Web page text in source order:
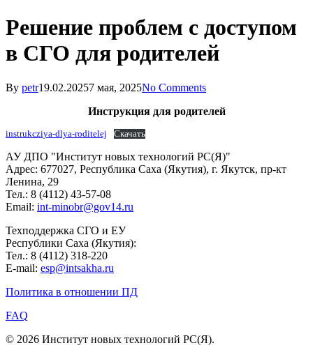
Решение проблем с доступом
в СГО для родителей
By petr19.02.20257 мая, 2025No Comments
Инструкция для родителей
instrukcziya-dlya-roditelej Скачать
АУ ДПО "Институт новых технологий РС(Я)"
Адрес: 677027, Республика Саха (Якутия), г. Якутск, пр-кт
Ленина, 29
Тел.: 8 (4112) 43-57-08
Email: int-minobr@gov14.ru
Техподдержка СГО и ЕУ
Республики Саха (Якутия):
Тел.: 8 (4112) 318-220
E-mail: esp@intsakha.ru
Политика в отношении ПД
FAQ
© 2026 Институт новых технологий РС(Я).